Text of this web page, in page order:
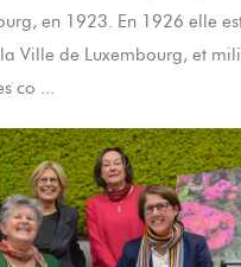
en 1923. En 1926 elle
Ville de Luxembourg, et
co ...